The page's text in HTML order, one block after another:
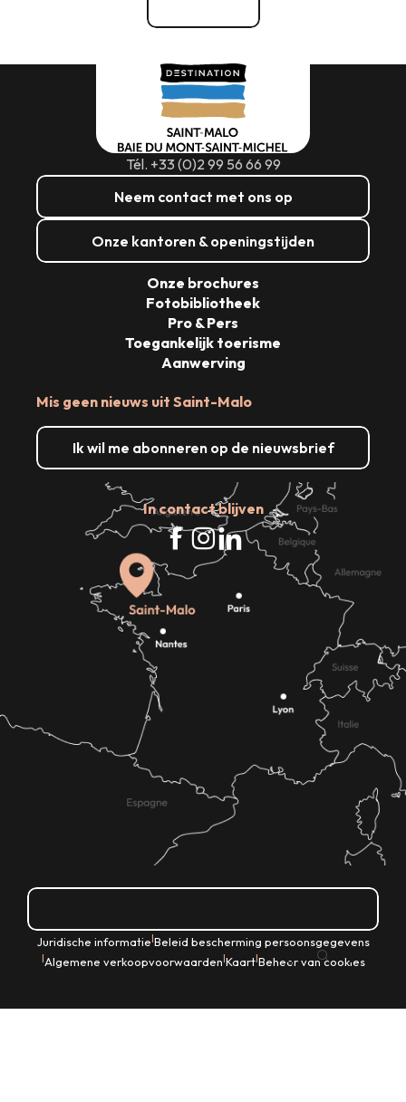
NL
Tél. +33 (0)2 99 56 66 99
Neem contact met ons op
Onze kantoren & openingstijden
Mis geen nieuws uit Saint-Malo
Ik wil me abonneren op de nieuwsbrief
In contact blijven
Onze brochures
Fotobibliotheek
Pro & Pers
Toegankelijk toerisme
Aanwerving
Juridische informatie|Beleid bescherming persoonsgegevens
|Algemene verkoopvoorwaarden|Kaart|Beheer van cookies